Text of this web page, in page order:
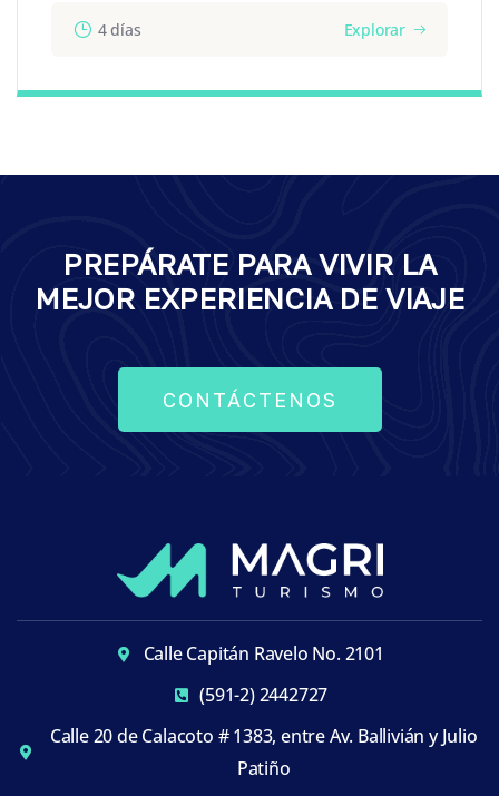
4 días Explorar
PREPÁRATE PARA VIVIR LA
MEJOR EXPERIENCIA DE VIAJE
CONTÁCTENOS
Calle Capitán Ravelo No. 2101
(591-2) 2442727
Calle 20 de Calacoto # 1383, entre Av. Ballivián y Julio
Patiño